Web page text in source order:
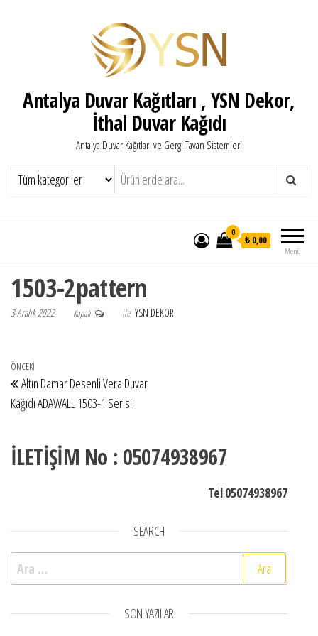
Antalya Duvar Kağıtları , YSN Dekor,
İthal Duvar Kağıdı
Antalya Duvar Kağıtları ve Gergi Tavan Sistemleri
Menü
0
₺ 0,00
1503-2pattern
3 Aralık 2022 Kapalı ile YSN DEKOR
Yazı gezinmesi
Önceki Yazı
ÖNCEKI
Altın Damar Desenli Vera Duvar
Kağıdı ADAWALL 1503-1 Serisi
İLETİŞİM No : 05074938967
Tel:05074938967
SEARCH
Arama:
SON YAZILAR